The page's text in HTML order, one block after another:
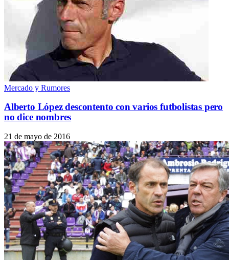
Mercado y Rumores
Alberto López descontento con varios futbolistas pero
no dice nombres
21 de mayo de 2016